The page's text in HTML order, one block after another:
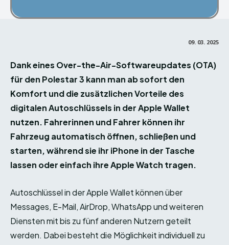
09. 03. 2025
Dank eines Over-the-Air-Softwareupdates (OTA)
für den Polestar 3 kann man ab sofort den
Komfort und die zusätzlichen Vorteile des
digitalen Autoschlüssels in der Apple Wallet
nutzen. Fahrerinnen und Fahrer können ihr
Fahrzeug automatisch öffnen, schließen und
starten, während sie ihr iPhone in der Tasche
lassen oder einfach ihre Apple Watch tragen.
Autoschlüssel in der Apple Wallet können über
Messages, E-Mail, AirDrop, WhatsApp und weiteren
Diensten mit bis zu fünf anderen Nutzern geteilt
werden. Dabei besteht die Möglichkeit individuell zu